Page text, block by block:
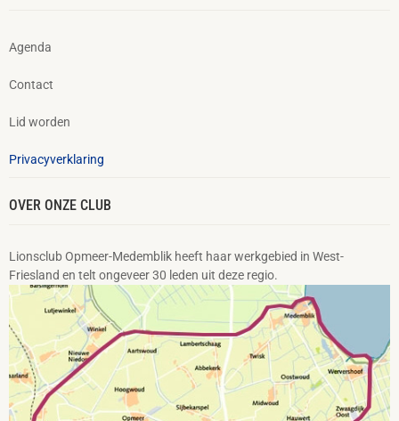
Agenda
Contact
Lid worden
Privacyverklaring
OVER ONZE CLUB
Lionsclub Opmeer-Medemblik heeft haar werkgebied in West-
Friesland en telt ongeveer 30 leden uit deze regio.